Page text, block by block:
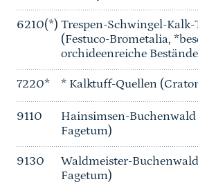
6210(*) Trespen-Schwingel-Kalk-
(Festuco-Brometalia,
orchideenreiche
7220* * Kalktuff-Quellen
9110
Hainsimsen-
Fagetum)
9130
Waldmeister-
Fagetum)